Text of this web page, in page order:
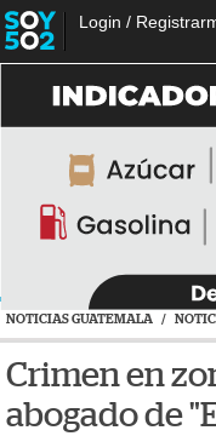
Login /
NOTICIAS GUATEMALA /
Crimen en
abogado de